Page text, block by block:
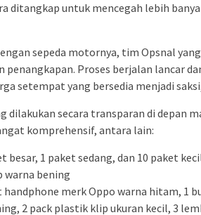
ditangkap untuk mencegah lebih
sepeda motornya, tim Opsnal
Proses berjalan lancar
setempat yang bersedia menjadi
dilakukan secara transparan di depan
komprehensif, antara lain:
besar, 1 paket sedang, dan 10 paket
warna bening
merk Oppo warna hitam, 1
2 pack plastik klip ukuran kecil, 3